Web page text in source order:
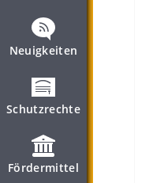
Neuigkeiten
Schutzrechte
Fördermittel